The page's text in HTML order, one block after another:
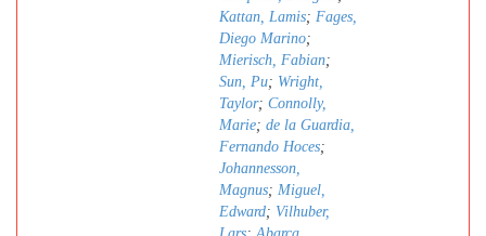
Kattan, Lamis; Fages,
Diego Marino;
Mierisch, Fabian;
Sun, Pu; Wright,
Taylor; Connolly,
Marie; de la Guardia,
Fernando Hoces;
Johannesson,
Magnus; Miguel,
Edward; Vilhuber,